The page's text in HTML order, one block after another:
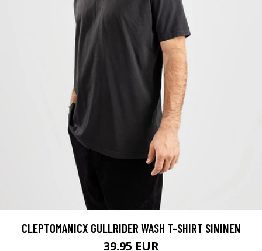
CLEPTOMANICX GULLRIDER WASH T-SHIRT SININEN
39.95 EUR